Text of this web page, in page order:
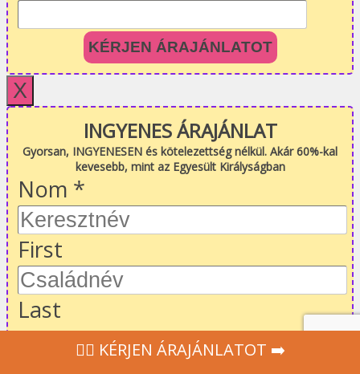
KÉRJEN ÁRAJÁNLATOT
X
INGYENES ÁRAJÁNLAT
Gyorsan, INGYENESEN és kötelezettség nélkül. Akár 60%-kal
kevesebb, mint az Egyesült Királyságban
Nom *
First
Last
Email*
‍👩‍⚕ KÉRJEN ÁRAJÁNLATOT ➡️